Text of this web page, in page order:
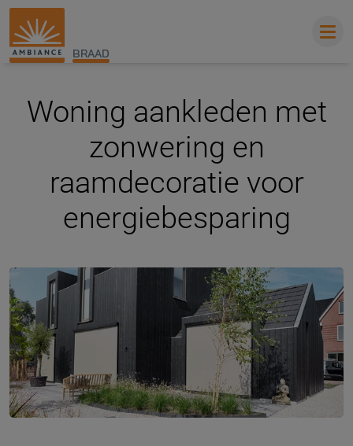
BRAAD
Woning aankleden met
zonwering en
raamdecoratie voor
energiebesparing